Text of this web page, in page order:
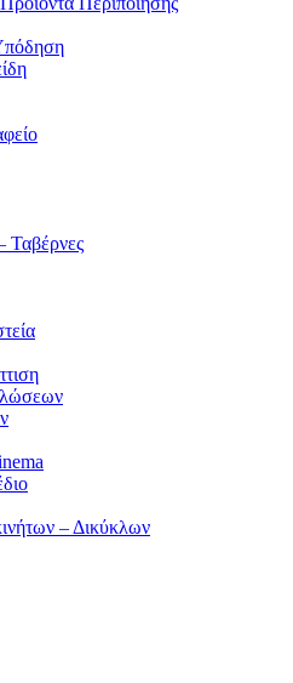
Ταβέρνες
– Δικύκλων